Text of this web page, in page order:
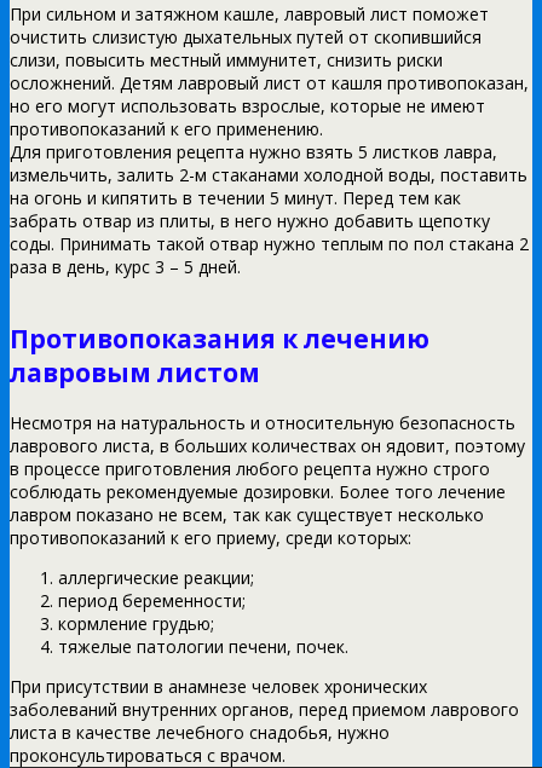
При сильном и затяжном кашле, лавровый лист поможет
очистить слизистую дыхательных путей от скопившийся
слизи, повысить местный иммунитет, снизить риски
осложнений. Детям лавровый лист от кашля противопоказан,
но его могут использовать взрослые, которые не имеют
противопоказаний к его применению.
Для приготовления рецепта нужно взять 5 листков лавра,
измельчить, залить 2-м стаканами холодной воды, поставить
на огонь и кипятить в течении 5 минут. Перед тем как
забрать отвар из плиты, в него нужно добавить щепотку
соды. Принимать такой отвар нужно теплым по пол стакана 2
раза в день, курс 3 – 5 дней.
Противопоказания к лечению
лавровым листом
Несмотря на натуральность и относительную безопасность
лаврового листа, в больших количествах он ядовит, поэтому
в процессе приготовления любого рецепта нужно строго
соблюдать рекомендуемые дозировки. Более того лечение
лавром показано не всем, так как существует несколько
противопоказаний к его приему, среди которых:
аллергические реакции;
период беременности;
кормление грудью;
тяжелые патологии печени, почек.
При присутствии в анамнезе человек хронических
заболеваний внутренних органов, перед приемом лаврового
листа в качестве лечебного снадобья, нужно
проконсультироваться с врачом.